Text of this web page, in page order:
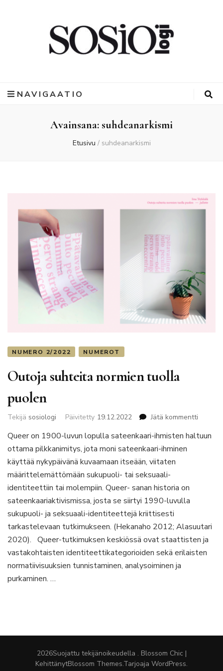
NAVIGAATIO
Avainsana: suhdeanarkismi
Etusivu / suhdeanarkismi
NUMERO 2/2022 NUMEROT
Outoja suhteita normien tuolla
puolen
Tekijä sosiologi Päivitetty 19.12.2022 Jätä kommentti
suhteita
Queer on 1900-luvun lopulla sateenkaari-ihmisten haltuun
ottama pilkkanimitys, jota moni sateenkaari-ihminen
käyttää nykypäivänä kuvaamaan itseään, viitaten
määrittelemättömään sukupuoli- tai seksuaali-
identiteettiin tai molempiin. Queer- sanan historia on
sateenkaariaktivismissa, josta se siirtyi 1990-luvulla
sukupuoli- ja seksuaali-identiteettejä kriittisesti
tarkastelevaan tutkimukseen. (Hekanaho 2012; Alasuutari
2020). Queer-tutkimuksen keskiössä ovat staattisten ja
vastakohtaisten identiteettikategorioiden sekä erilaisten
normatiivisuuksien tunnistaminen, analysoiminen ja
purkaminen. …
2026Suojattu tekijänoikeudella . Blossom Chic |
KehittänytBlossom Themes.Tarjoaja WordPress.